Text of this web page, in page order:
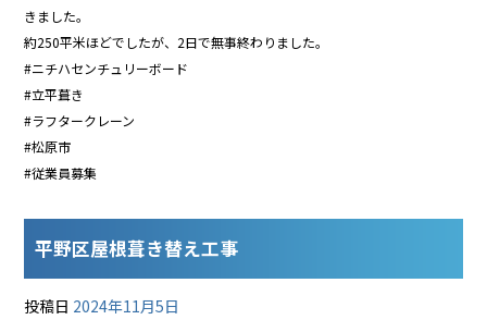
きました。
約250平米ほどでしたが、2日で無事終わりました。
#ニチハセンチュリーボード
#立平葺き
#ラフタークレーン
#松原市
#従業員募集
平野区屋根葺き替え工事
投稿日 2024年11月5日